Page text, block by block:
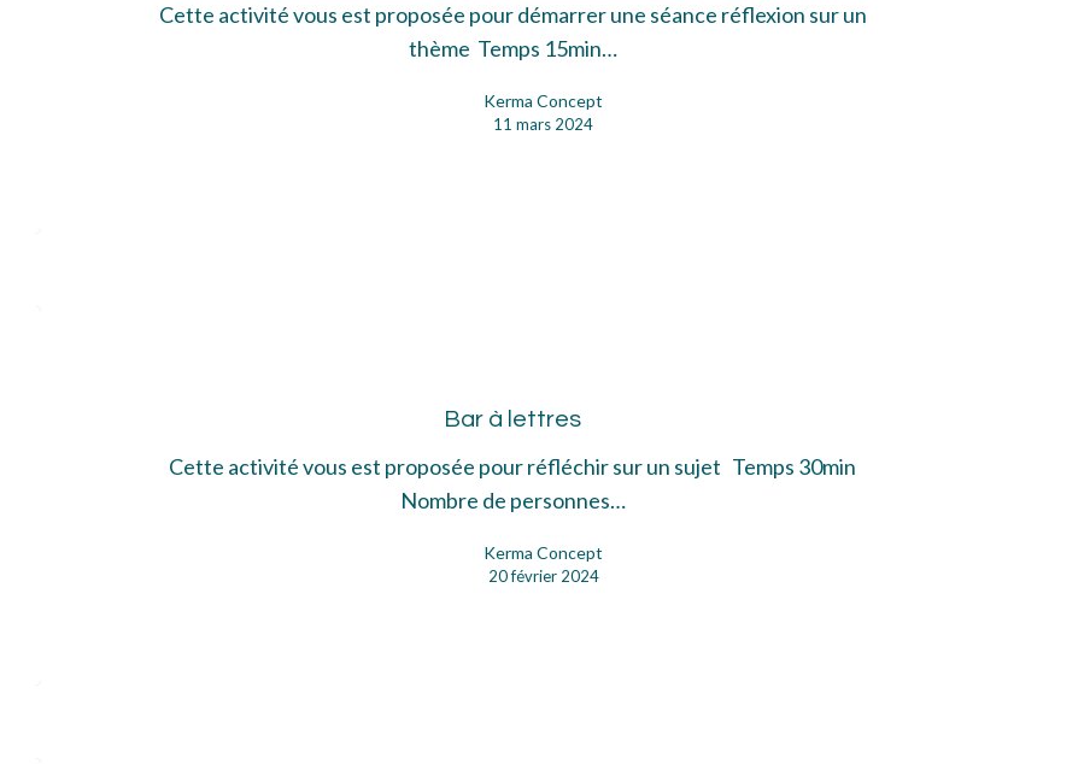
Cette activité vous est proposée pour démarrer une séance réflexion sur un
thème Temps 15min…
Kerma Concept
11 mars 2024
Bar à lettres
Cette activité vous est proposée pour réfléchir sur un sujet Temps 30min
Nombre de personnes…
Kerma Concept
20 février 2024